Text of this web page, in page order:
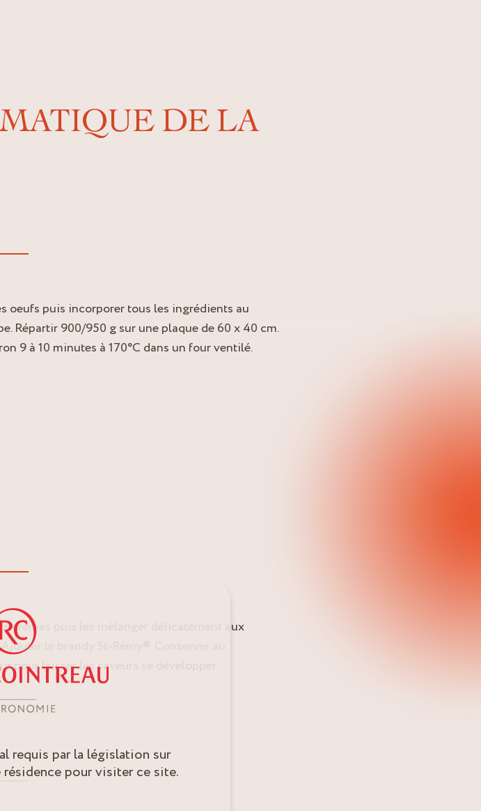
DE LA
oeufs puis incorporer tous les ingrédients au
Répartir 900/950 g sur une plaque de 60 x 40 cm.
9 à 10 minutes à 170°C dans un four ventilé.
crèmes puis les mélanger délicatement aux
Ajouter le brandy St-Rémy®. Conserver au
pour laisser les saveurs se développer.
requis par la législation sur
résidence pour visiter ce site.